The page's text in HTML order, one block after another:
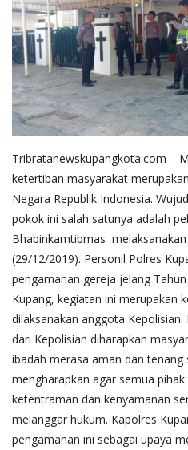
Tribratanewskupangkota.com –
ketertiban masyarakat
Negara Republik Indonesia.
pokok ini salah satunya adalah
Bhabinkamtibmas
(29/12/2019). Personil Polres
pengamanan gereja jelang
Kupang, kegiatan ini merupakan
dilaksanakan anggota
dari Kepolisian diharapkan
ibadah merasa aman dan tenang
mengharapkan agar semua
ketentraman dan kenyamanan
melanggar hukum. Kapolres
pengamanan ini sebagai upaya